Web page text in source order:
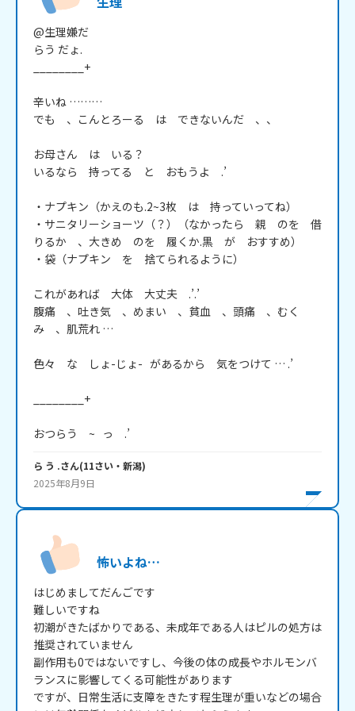
@生理嫌だ
らう だょ.
________+
辛いね ………
でも　、こんとろーる　は　できないんだ　、、
お母さん　は　いる？
いるなら　持ってる　と　おもうよ　.’
・ナプキン（かえのも.2~3枚　は　持っていってね）
・サニタリーショーツ（？）（なかったら　親　のを　借
りるか　、大きめ　のを　履くか.黒　が　おすすめ）
・袋（ナプキン　を　捨てられるように）
これがあれば　大体　大丈夫　.’.’
腹痛　、吐き気　、めまい　、貧血　、頭痛　、むく
み　、肌荒れ …
色々　な　しょ-じょ-   があるから　気をつけて … .’
________+
おつらう　~   っ　.’
ら う .さん(11さい・ 新潟)
2025年8月9日
怖いよね…
はじめましてだんごです
難しいですね
初潮がきたばかりである、未成年である人はピルの処方は
推奨されていません
副作用も0ではないですし、今後の体の成長やホルモンバ
ランスに影響してくる可能性があります
ですが、日常生活に支障をきたす程生理が重いなどの場合